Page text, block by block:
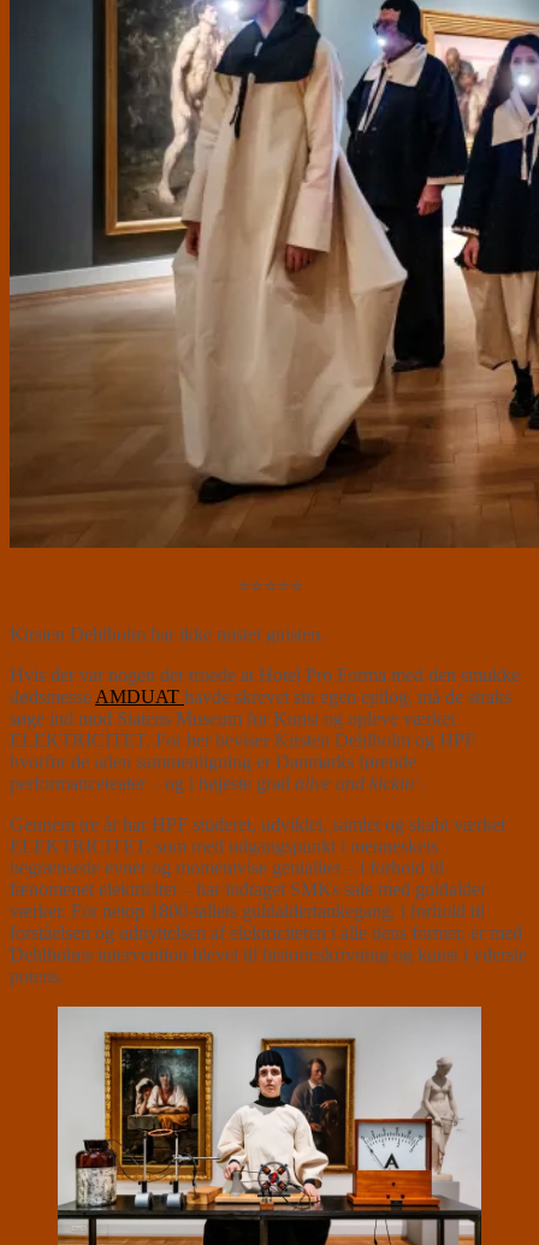
⭐⭐⭐⭐⭐
Kirsten Dehlholm har ikke mistet gnisten.
Hvis der var nogen der troede at Hotel Pro Forma med den smukke
dødsmesseAMDUAT havde skrevet sin egen epilog, må de straks
søge ind mod Statens Museum for Kunst og opleve værket
ELEKTRICITET. For her beviser Kirsten Dehlholm og HPF
hvorfor de uden sammenligning er Danmarks førende
performanceteater – og i højeste grad alive and kickin’.
Gennem tre år har HPF studeret, udviklet, samlet og skabt værket
ELEKTRICITET, som med udgangspunkt i menneskets
begrænsede evner og momentvise genialitet – i forhold til
fænomenet elektricitet – har indtaget SMKs sale med guldalder
værker. For netop 1800-tallets guldaldertankegang, i forhold til
forståelsen og udnyttelsen af elektriciteten i alle dens former, er med
Dehlholms intervention blevet til historieskrivning og kunst i yderste
potens.